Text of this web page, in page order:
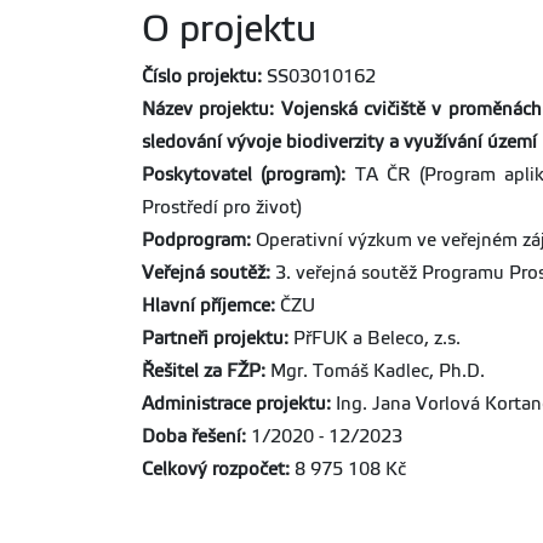
O projektu
Číslo projektu: SS03010162
Název projektu: Vojenská cvičiště v
sledování vývoje biodiverzity a využívání území
Poskytovatel (program): TA ČR (Program
Prostředí pro život)
Podprogram: Operativní výzkum ve veřejném
Veřejná soutěž: 3. veřejná soutěž Programu
Hlavní příjemce: ČZU
Partneři projektu: PřFUK a Beleco, z.s.
Řešitel za FŽP: Mgr. Tomáš Kadlec, Ph.D.
Administrace projektu: Ing. Jana Vorlová
Doba řešení: 1/2020 - 12/2023
Celkový rozpočet: 8 975 108 Kč